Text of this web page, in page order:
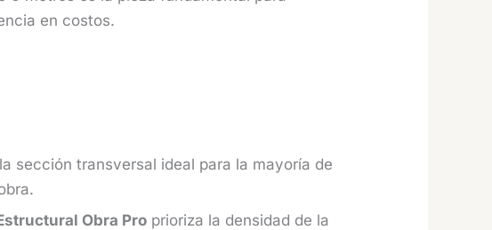
en costos.
sección transversal ideal para la mayoría de
Obra Pro prioriza la densidad de la